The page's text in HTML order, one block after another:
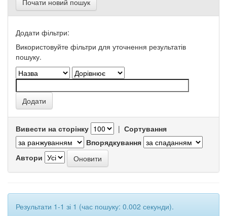
Почати новий пошук
Додати фільтри:
Використовуйте фільтри для уточнення результатів
пошуку.
Вивести на сторінку | Сортування
Впорядкування
Автори
Результати 1-1 зі 1 (час пошуку: 0.002 секунди).